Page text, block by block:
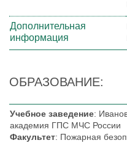
Дополнительная
информация
ОБРАЗОВАНИЕ:
Учебное заведение:
академия ГПС МЧС России
Факультет: Пожарная